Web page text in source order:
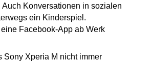
Auch Konversationen in sozialen
ein Kinderspiel.
Facebook-App ab Werk
Sony Xperia M nicht immer